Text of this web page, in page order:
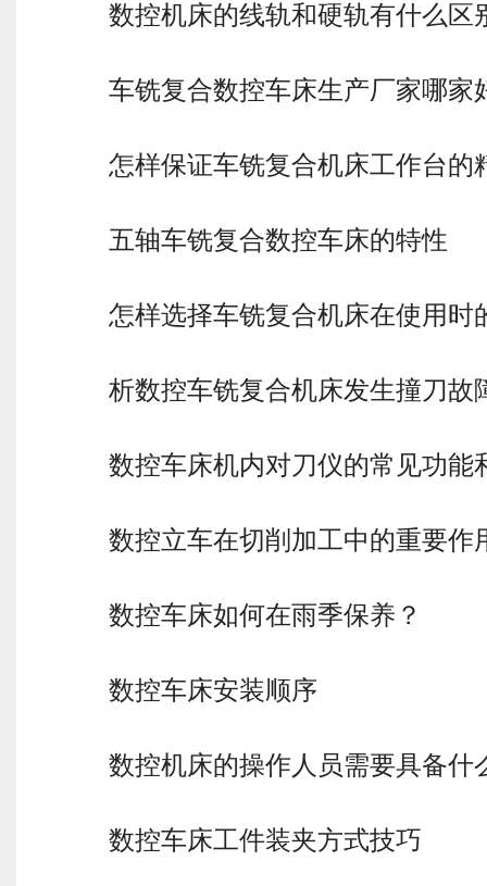
数控机床的线轨和硬轨有什么
车铣复合数控车床生产厂家哪
怎样保证车铣复合机床工作台
五轴车铣复合数控车床的特性
怎样选择车铣复合机床在使用
析数控车铣复合机床发生撞刀
数控车床机内对刀仪的常见功
数控立车在切削加工中的重要
数控车床如何在雨季保养？
数控车床安装顺序
数控机床的操作人员需要具备
数控车床工件装夹方式技巧